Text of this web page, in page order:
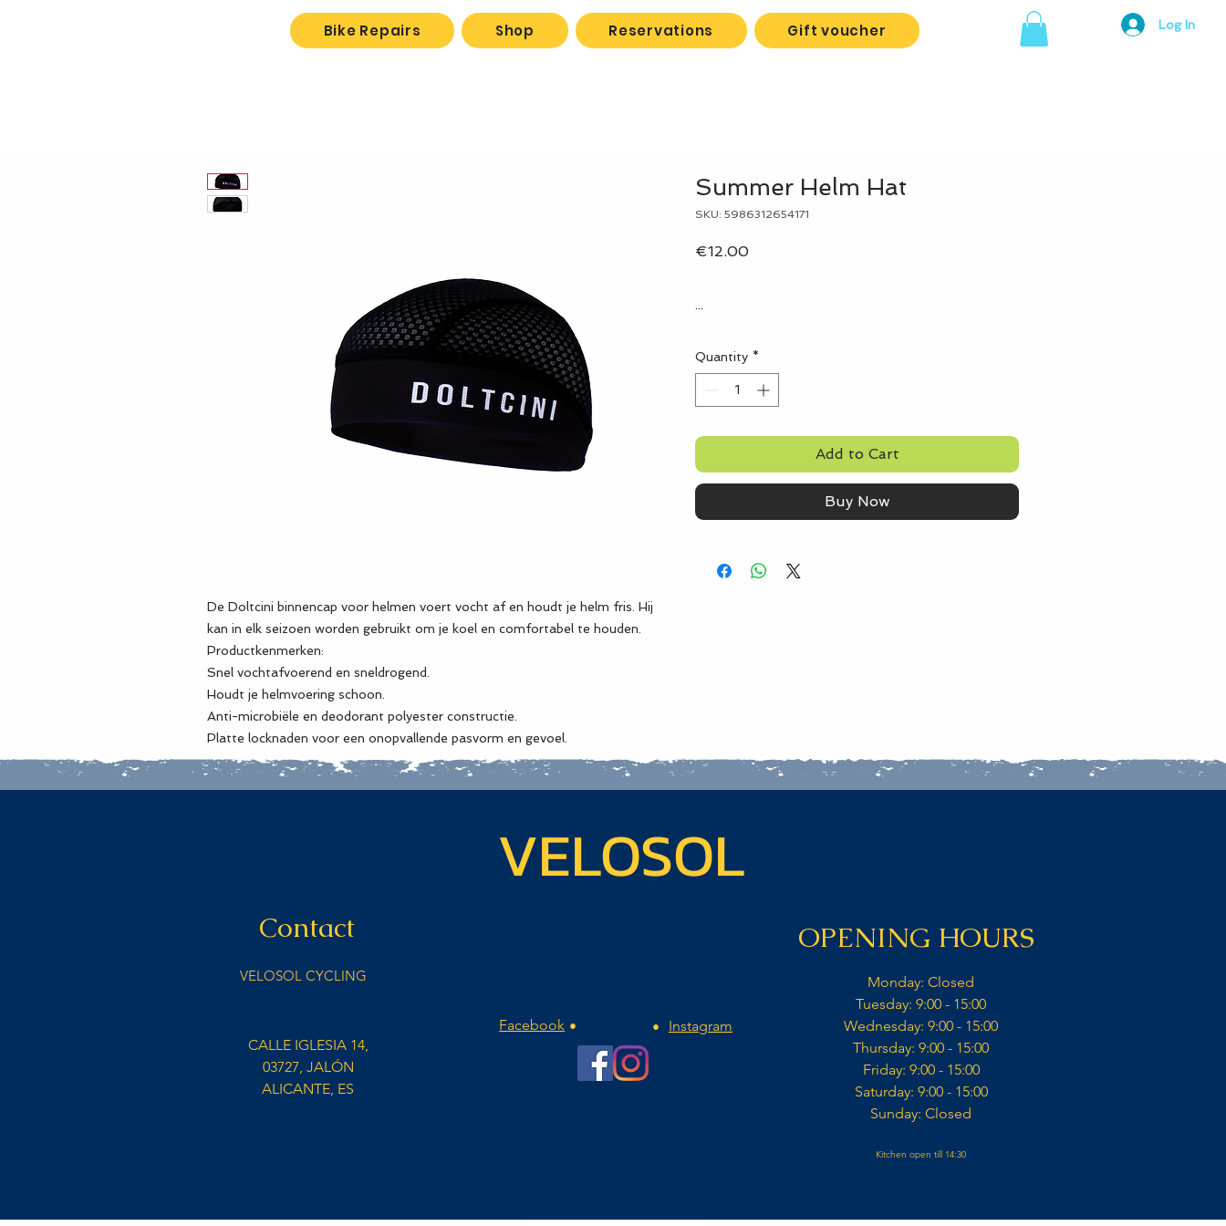
Bike Repairs Shop Reservations Gift voucher Log In
De Doltcini binnencap voor helmen voert vocht af en houdt je helm fris. Hij
kan in elk seizoen worden gebruikt om je koel en comfortabel te houden.
Productkenmerken:
Snel vochtafvoerend en sneldrogend.
Houdt je helmvoering schoon.
Anti-microbiële en deodorant polyester constructie.
Platte locknaden voor een onopvallende pasvorm en gevoel.
Summer Helm Hat
SKU: 5986312654171
€12.00Price
Quantity *
Add to Cart
Buy Now
VELOSOL
Contact
VELOSOL CYCLING
CALLE IGLESIA 14,
03727, JALÓN
ALICANTE, ES
OPENING HOURS
•
Facebook • Instagram
Monday: Closed​
Tuesday: 9:00 - 15:00​
Wednesday: 9:00 - 15:00​​
Thursday: 9:00 - 15:00​
Friday: 9:00 - 15:00​
Saturday: 9:00 - 15:00​
Sunday: Closed​
Kitchen open till 14:30